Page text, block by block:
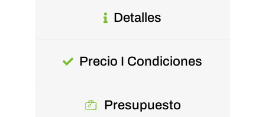
Detalles
Precio I Condiciones
Presupuesto